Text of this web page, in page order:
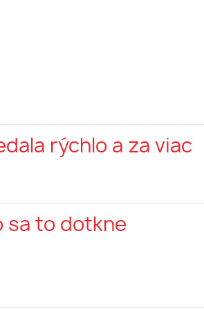
rýchlo a za viac
sa to dotkne